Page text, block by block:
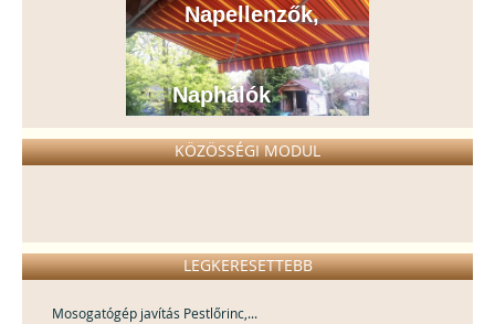
Napellenzők,
Naphálók
KÖZÖSSÉGI MODUL
LEGKERESETTEBB
Mosogatógép javítás Pestlőrinc,...